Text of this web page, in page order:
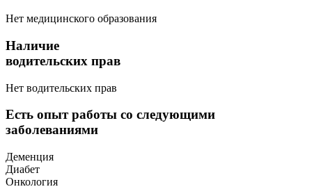
Нет медицинского образования
Наличие
водительских прав
Нет водительских прав
Есть опыт работы со следующими
заболеваниями
Деменция
Диабет
Онкология